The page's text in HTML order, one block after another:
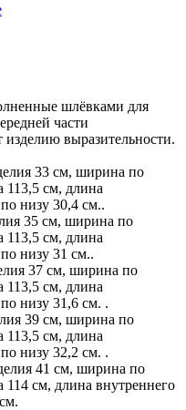
шлёвками для
части
выразительности.
33 см, ширина по
113,5 см, длина
низу 30,4 см..
35 см, ширина по
113,5 см, длина
низу 31 см..
37 см, ширина по
113,5 см, длина
низу 31,6 см. .
39 см, ширина по
113,5 см, длина
низу 32,2 см. .
41 см, ширина по
см, длина внутреннего